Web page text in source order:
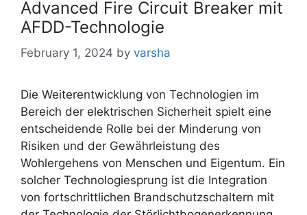
Advanced Fire Circuit Breaker mit
AFDD-Technologie
February 1, 2024 by varsha
Die Weiterentwicklung von Technologien im
Bereich der elektrischen Sicherheit spielt eine
entscheidende Rolle bei der Minderung von
Risiken und der Gewährleistung des
Wohlergehens von Menschen und Eigentum. Ein
solcher Technologiesprung ist die Integration
von fortschrittlichen Brandschutzschaltern mit